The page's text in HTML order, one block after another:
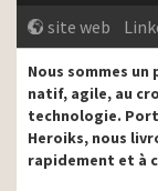
site web
Nous sommes
natif, agile, au
technologie.
Heroiks, nous
rapidement et à